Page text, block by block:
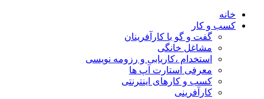
خانه
کسب و کار
گفت و گو با کارآفرینان
مشاغل خانگی
استخدام ،کاریابی و رزومه نویسی
معرفی استارت آپ ها
کسب و کارهای اینترنتی
کارآفرینی